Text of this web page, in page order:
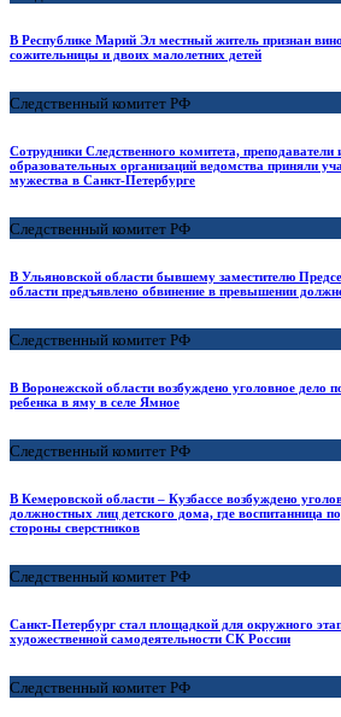
В Республике Марий Эл местный житель признан
сожительницы и двоих малолетних детей
Следственный комитет РФ
Сотрудники Следственного комитета,
образовательных организаций ведомства приняли
мужества в Санкт-Петербурге
Следственный комитет РФ
В Ульяновской области бывшему заместителю
области предъявлено обвинение в превышении
Следственный комитет РФ
В Воронежской области возбуждено уголовное дело
ребенка в яму в селе Ямное
Следственный комитет РФ
В Кемеровской области – Кузбассе возбуждено
должностных лиц детского дома, где воспитанница
стороны сверстников
Следственный комитет РФ
Санкт-Петербург стал площадкой для окружного
художественной самодеятельности СК России
Следственный комитет РФ